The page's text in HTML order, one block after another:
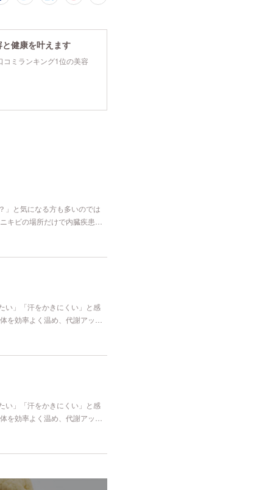
健康を叶えます
ミランキング1位の美容
」と気になる方も多いのでは
キビの場所だけで内臓疾患…
い」「汗をかきにくい」と感
を効率よく温め、代謝アッ…
い」「汗をかきにくい」と感
を効率よく温め、代謝アッ…